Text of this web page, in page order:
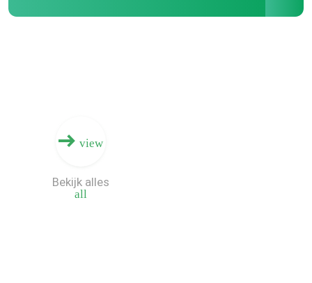
view
all
Bekijk alles